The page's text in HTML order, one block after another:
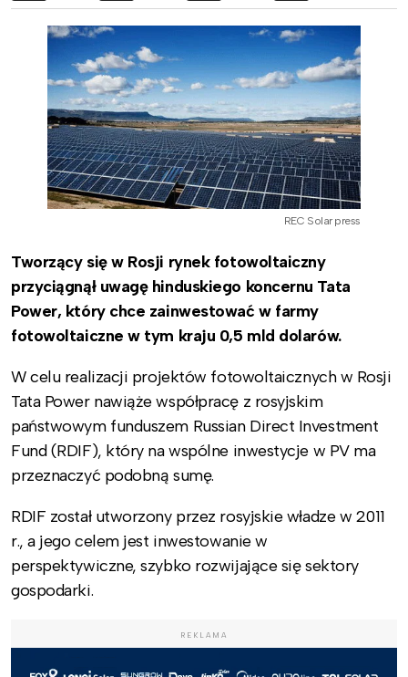
REC Solar press
Tworzący się w Rosji rynek fotowoltaiczny
przyciągnął uwagę hinduskiego koncernu Tata
Power, który chce zainwestować w farmy
fotowoltaiczne w tym kraju 0,5 mld dolarów.
W celu realizacji projektów fotowoltaicznych w Rosji
Tata Power nawiąże współpracę z rosyjskim
państwowym funduszem Russian Direct Investment
Fund (RDIF), który na wspólne inwestycje w PV ma
przeznaczyć podobną sumę.
RDIF został utworzony przez rosyjskie władze w 2011
r., a jego celem jest inwestowanie w
perspektywiczne, szybko rozwijające się sektory
gospodarki.
REKLAMA